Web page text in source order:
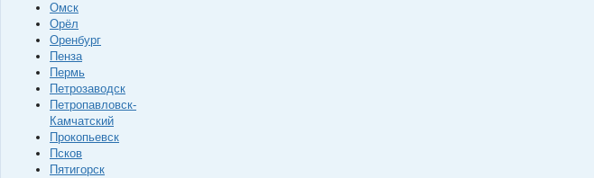
Омск
Орёл
Оренбург
Пенза
Пермь
Петрозаводск
Петропавловск-
Камчатский
Прокопьевск
Псков
Пятигорск